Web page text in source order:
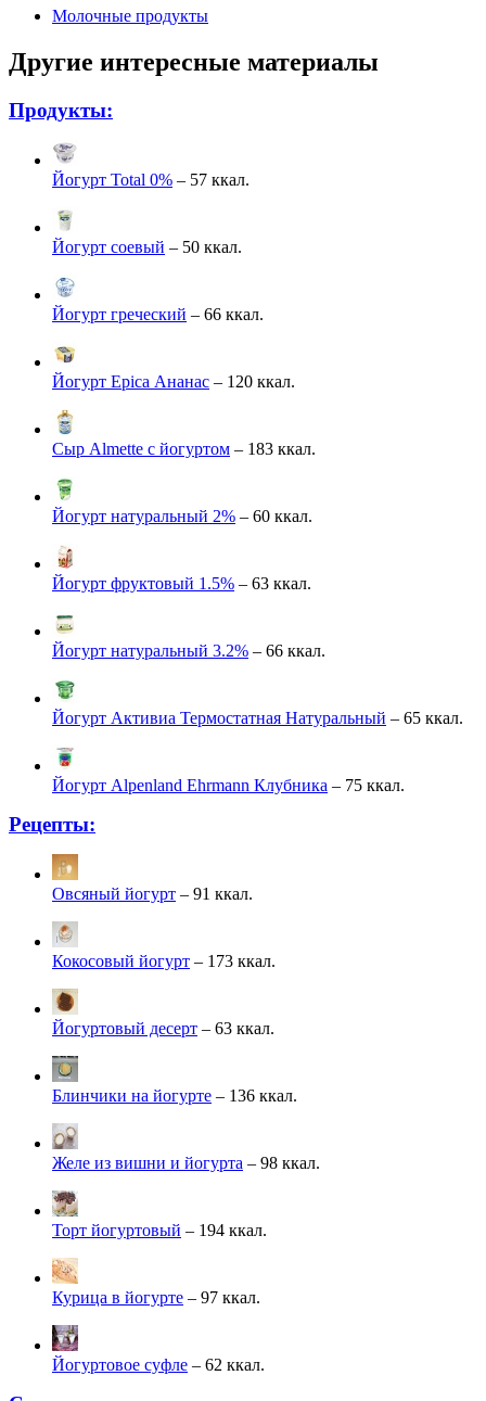
Молочные продукты
Другие интересные материалы
Продукты:
Йогурт Total 0% – 57 ккал.
Йогурт соевый – 50 ккал.
Йогурт греческий – 66 ккал.
Йогурт Epica Ананас – 120 ккал.
Сыр Almette с йогуртом – 183 ккал.
Йогурт натуральный 2% – 60 ккал.
Йогурт фруктовый 1.5% – 63 ккал.
Йогурт натуральный 3.2% – 66 ккал.
Йогурт Активиа Термостатная Натуральный – 65 ккал.
Йогурт Alpenland Ehrmann Клубника – 75 ккал.
Рецепты:
Овсяный йогурт – 91 ккал.
Кокосовый йогурт – 173 ккал.
Йогуртовый десерт – 63 ккал.
Блинчики на йогурте – 136 ккал.
Желе из вишни и йогурта – 98 ккал.
Торт йогуртовый – 194 ккал.
Курица в йогурте – 97 ккал.
Йогуртовое суфле – 62 ккал.